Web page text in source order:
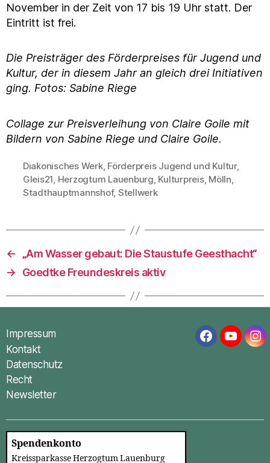
November in der Zeit von 17 bis 19 Uhr statt. Der
Eintritt ist frei.
Die Preisträger des Förderpreises für Jugend und
Kultur, der in diesem Jahr an gleich drei Initiativen
ging. Fotos: Sabine Riege
Collage zur Preisverleihung von Claire Goile mit
Bildern von Sabine Riege und Claire Goile.
Schlagwörter
Diakonisches Werk, Förderpreis Jugend und Kultur,
Gleis21, Herzogtum Lauenburg, Kulturpreis, Mölln,
Stadthauptmannshof, Stellwerk
←
„Am Wasser gebaut: Die Staustufe Geesthacht“
→
Goedtke Freundeskreis aktiv
Impressum
Kontakt
Datenschutz
Recht
Newsletter
Facebook
Spendenkonto
Kreissparkasse Herzogtum Lauenburg